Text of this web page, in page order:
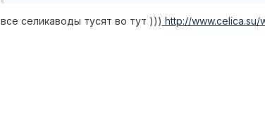
все селикаводы тусят во тут ))) http://